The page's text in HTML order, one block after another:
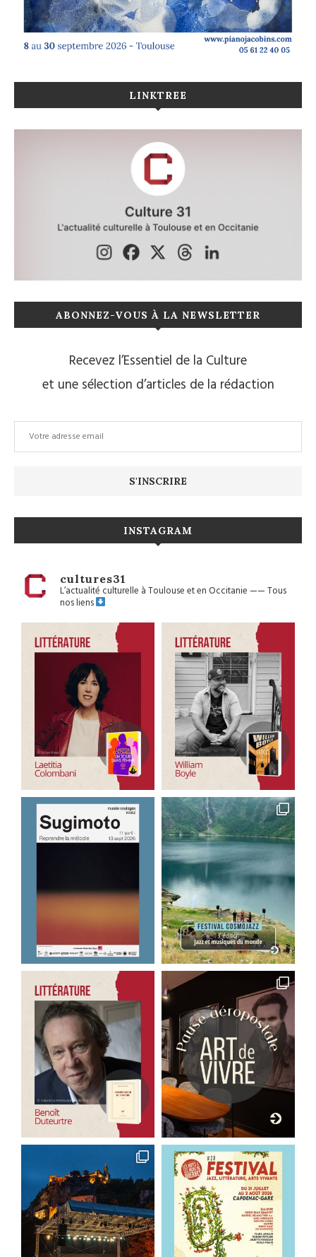
LINKTREE
ABONNEZ-VOUS À LA NEWSLETTER
Recevez l’Essentiel de la Culture
et une sélection d’articles de la rédaction
INSTAGRAM
cultures31
L’actualité culturelle à Toulouse et en Occitanie——Tous
nos liens